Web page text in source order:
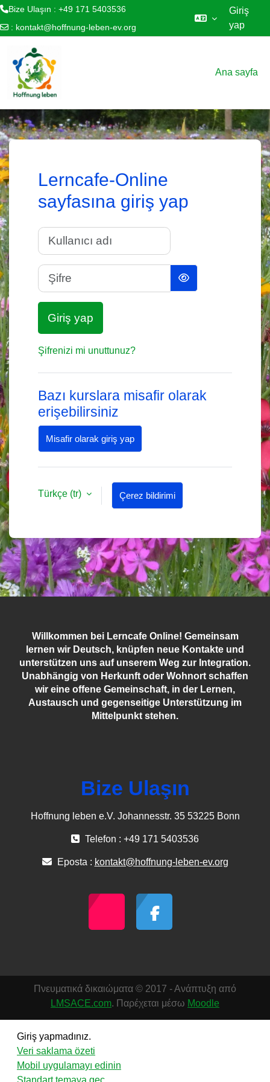
Bize Ulaşın : +49 171 5403536
: kontakt@hoffnung-leben-ev.org
Giriş
yap
Ana sayfa
Lerncafe-Online
sayfasına giriş yap
Kullanıcı adı
Şifre
Giriş yap
Şifrenizi mi unuttunuz?
Bazı kurslara misafir olarak
erişebilirsiniz
Misafir olarak giriş yap
Türkçe ‎(tr)‎ Çerez bildirimi
Willkommen bei Lerncafe Online! Gemeinsam
lernen wir Deutsch, knüpfen neue Kontakte und
unterstützen uns auf unserem Weg zur Integration.
Unabhängig von Herkunft oder Wohnort schaffen
wir eine offene Gemeinschaft, in der Lernen,
Austausch und gegenseitige Unterstützung im
Mittelpunkt stehen.
Bize Ulaşın
Hoffnung leben e.V. Johannesstr. 35 53225 Bonn
Telefon : +49 171 5403536
Eposta : kontakt@hoffnung-leben-ev.org
Πνευματικά δικαιώματα © 2017 - Ανάπτυξη από
LMSACE.com. Παρέχεται μέσω Moodle
Giriş yapmadınız.
Veri saklama özeti
Mobil uygulamayı edinin